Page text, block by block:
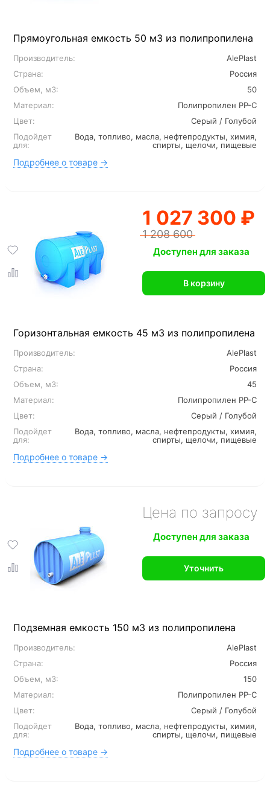
Прямоугольная емкость 50 м3 из полипропилена
Производитель:
AlePlast
Страна:
Россия
Объем, м3:
50
Материал:
Полипропилен PP-C
Цвет:
Серый / Голубой
Подойдет
для:
Вода, топливо, масла, нефтепродукты, химия,
спирты, щелочи, пищевые
Подробнее о товаре →
Горизонтальная емкость 45 м3 из полипропилена
Производитель:
AlePlast
Страна:
Россия
Объем, м3:
45
Материал:
Полипропилен PP-C
Цвет:
Серый / Голубой
Подойдет
для:
Вода, топливо, масла, нефтепродукты, химия,
спирты, щелочи, пищевые
Подробнее о товаре →
1 027 300 ₽
1 208 600
Доступен для заказа
В корзину
Подземная емкость 150 м3 из полипропилена
Производитель:
AlePlast
Страна:
Россия
Объем, м3:
150
Материал:
Полипропилен PP-C
Цвет:
Серый / Голубой
Подойдет
для:
Вода, топливо, масла, нефтепродукты, химия,
спирты, щелочи, пищевые
Подробнее о товаре →
Цена по запросу
Доступен для заказа
Уточнить